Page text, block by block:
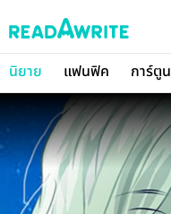
นิยาย แฟนฟิค การ์ตูน